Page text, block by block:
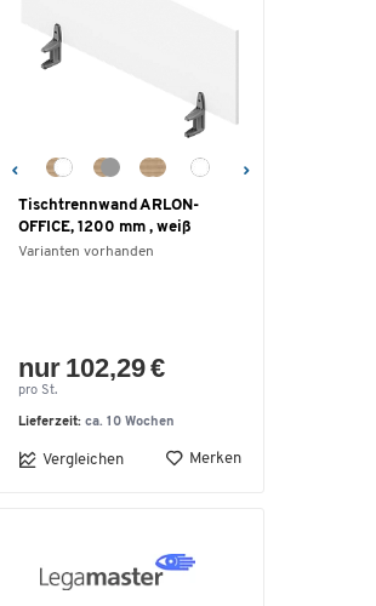
Tischtrennwand ARLON-
OFFICE, 1200 mm , weiß
Varianten vorhanden
nur 102,29 €
pro St.
Lieferzeit: ca. 10 Wochen
Vergleichen Merken